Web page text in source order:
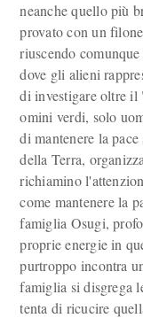
neanche quello più
provato con un
riuscendo
dove gli alieni
di investigare oltre
omini verdi, solo
di mantenere la
della Terra,
richiamino
come mantenere la
famiglia Osugi,
proprie energie in
purtroppo incontra
famiglia si disgrega
tenta di ricucire